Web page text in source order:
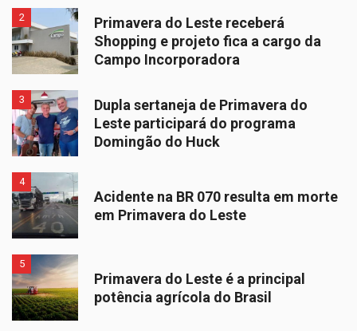
Primavera do Leste receberá
Shopping e projeto fica a cargo da
Campo Incorporadora
2
Dupla sertaneja de Primavera do
Leste participará do programa
Domingão do Huck
3
Acidente na BR 070 resulta em morte
em Primavera do Leste
4
Primavera do Leste é a principal
potência agrícola do Brasil
5